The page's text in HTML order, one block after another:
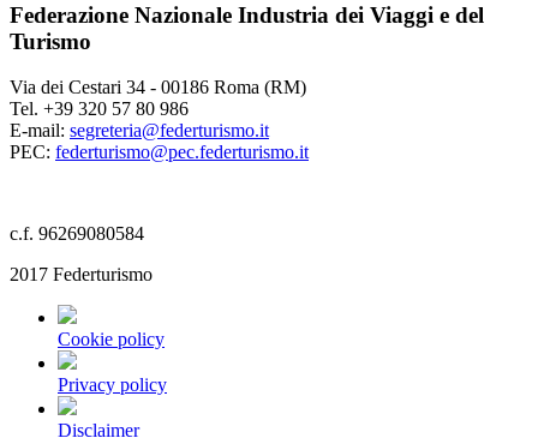
Federazione Nazionale Industria dei Viaggi e del
Turismo
Via dei Cestari 34 - 00186 Roma (RM)
Tel. +39 320 57 80 986
E-mail: segreteria@federturismo.it
PEC: federturismo@pec.federturismo.it
c.f. 96269080584
2017 Federturismo
Cookie policy
Privacy policy
Disclaimer